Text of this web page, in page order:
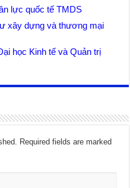
lực quốc tế TMDS
xây dựng và thương mại
học Kinh tế và Quản trị
Required fields are marked